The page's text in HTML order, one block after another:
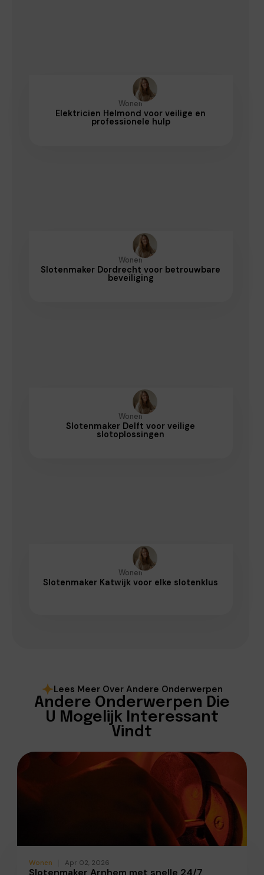
Wonen
Elektricien Helmond voor veilige en
professionele hulp
Wonen
Slotenmaker Dordrecht voor betrouwbare
beveiliging
Wonen
Slotenmaker Delft voor veilige
slotoplossingen
Wonen
Slotenmaker Katwijk voor elke slotenklus
Lees Meer Over Andere Onderwerpen
Andere Onderwerpen Die
U Mogelijk Interessant
Vindt
Wonen Apr 02, 2026